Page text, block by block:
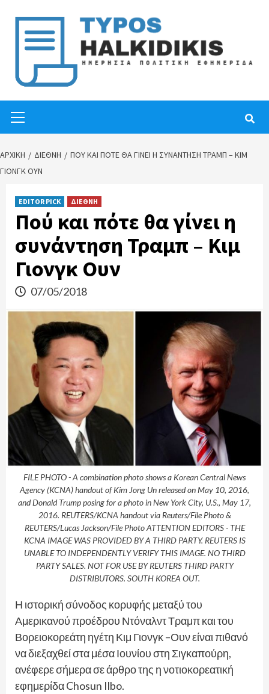
content
Menu
ΑΡΧΙΚΉ ΔΙΕΘΝΗ
ΠΟΎ ΚΑΙ ΠΌΤΕ ΘΑ ΓΊΝΕΙ Η ΣΥΝΆΝΤΗΣΗ ΤΡΑΜΠ – ΚΙΜ
ΓΙΟΝΓΚ ΟΥΝ
EDITOR PICK ΔΙΕΘΝΗ
Πού και πότε θα γίνει η
συνάντηση Τραμπ – Κιμ
Γιονγκ Ουν
07/05/2018
FILE PHOTO - A combination photo shows a Korean Central News
Agency (KCNA) handout of Kim Jong Un released on May 10, 2016,
and Donald Trump posing for a photo in New York City, U.S., May 17,
2016. REUTERS/KCNA handout via Reuters/File Photo &
REUTERS/Lucas Jackson/File Photo ATTENTION EDITORS - THE
KCNA IMAGE WAS PROVIDED BY A THIRD PARTY. REUTERS IS
UNABLE TO INDEPENDENTLY VERIFY THIS IMAGE. NO THIRD
PARTY SALES. NOT FOR USE BY REUTERS THIRD PARTY
DISTRIBUTORS. SOUTH KOREA OUT.
Η ιστορική σύνοδος κορυφής μεταξύ του
Αμερικανού προέδρου Ντόναλντ Τραμπ και του
Βορειοκορεάτη ηγέτη Κιμ Γιονγκ –Ουν είναι πιθανό
να διεξαχθεί στα μέσα Ιουνίου στη Σιγκαπούρη,
ανέφερε σήμερα σε άρθρο της η νοτιοκορεατική
εφημερίδα Chosun Ilbo.